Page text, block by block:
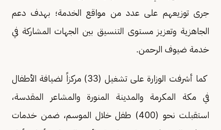
جرى توزيعهم على عدد من مواقع الخدمة؛ بهدف دعم
الجاهزية وتعزيز مستوى التنسيق بين الجهات المشاركة في
خدمة ضيوف الرحمن.
كما أشرفت الوزارة على تشغيل (33) مركزاً لضيافة الأطفال
في مكة المكرمة والمدينة المنورة والمشاعر المقدسة،
استقبلت نحو (400) طفل خلال الموسم، ضمن خدمات